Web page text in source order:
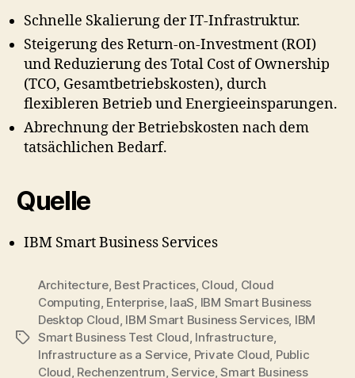
Schnelle Skalierung der IT-Infrastruktur.
Steigerung des Return-on-Investment (ROI)
und Reduzierung des Total Cost of Ownership
(TCO, Gesamtbetriebskosten), durch
flexibleren Betrieb und Energieeinsparungen.
Abrechnung der Betriebskosten nach dem
tatsächlichen Bedarf.
Quelle
IBM Smart Business Services
Tags
Architecture, Best Practices, Cloud, Cloud
Computing, Enterprise, IaaS, IBM Smart Business
Desktop Cloud, IBM Smart Business Services, IBM
Smart Business Test Cloud, Infrastructure,
Infrastructure as a Service, Private Cloud, Public
Cloud, Rechenzentrum,Service,Smart Business